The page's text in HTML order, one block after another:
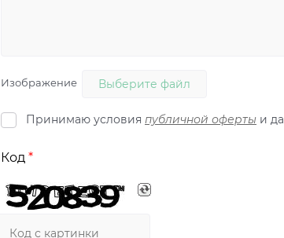
Изображение Выберите файл
Принимаю условия публичной оферты и
Код